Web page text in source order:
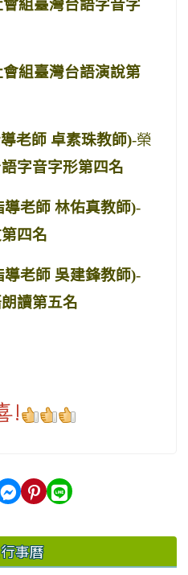
會組臺灣台語字音字
會組臺灣台語演說第
老師 卓素珠教師)-榮
字音字形第四名
導老師 林佑真教師)-
四名
老師 吳建鋒教師)-
讀第五名
!
事曆